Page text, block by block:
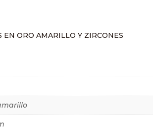
EN ORO AMARILLO Y ZIRCONES